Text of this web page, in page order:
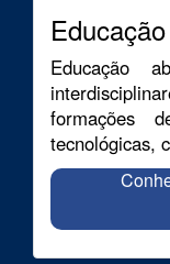
Educação
Educação
formações
tecnológicas,